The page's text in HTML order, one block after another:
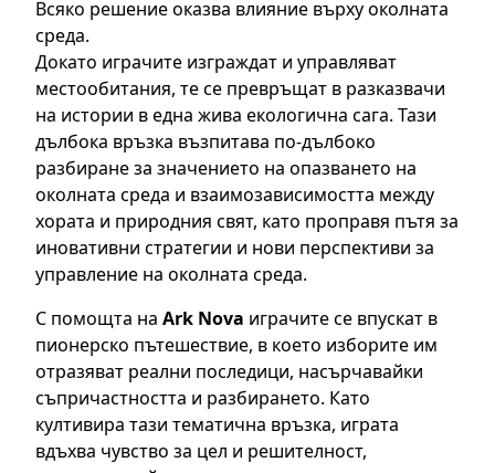
Всяко решение оказва влияние върху околната
среда.
Докато играчите изграждат и управляват
местообитания, те се превръщат в разказвачи
на истории в една жива екологична сага. Тази
дълбока връзка възпитава по-дълбоко
разбиране за значението на опазването на
околната среда и взаимозависимостта между
хората и природния свят, като проправя пътя за
иновативни стратегии и нови перспективи за
управление на околната среда.
С помощта на Ark Nova играчите се впускат в
пионерско пътешествие, в което изборите им
отразяват реални последици, насърчавайки
съпричастността и разбирането. Като
култивира тази тематична връзка, играта
вдъхва чувство за цел и решителност,